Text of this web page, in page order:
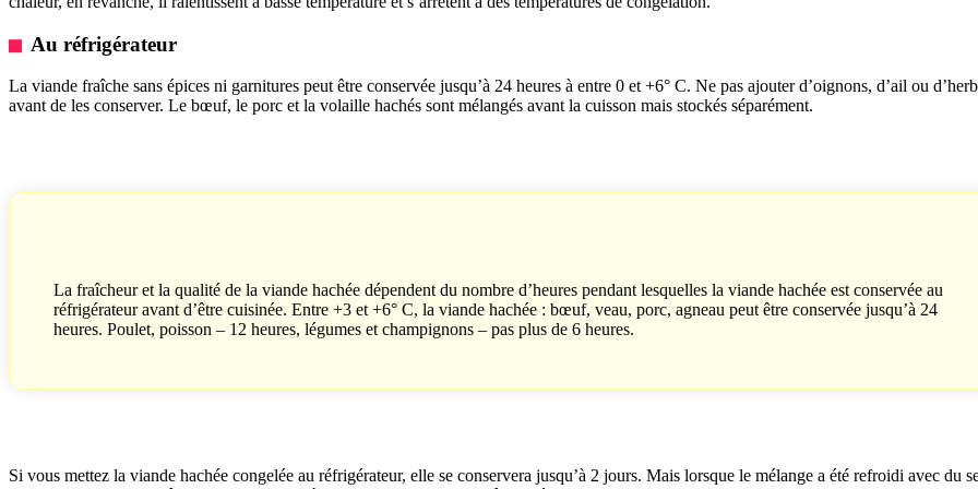
Au réfrigérateur
La viande fraîche sans épices ni garnitures peut être conservée jusqu’à 24 heures à entre 0 et +6° C. Ne pas ajouter d’oignons, d’ail ou
avant de les conserver. Le bœuf, le porc et la volaille hachés sont mélangés avant la cuisson mais stockés séparément.
La fraîcheur et la qualité de la viande hachée dépendent du nombre d’heures pendant lesquelles la viande hachée est conservée au
réfrigérateur avant d’être cuisinée. Entre +3 et +6° C, la viande hachée : bœuf, veau, porc, agneau peut être conservée jusqu’à 24
heures. Poulet, poisson – 12 heures, légumes et champignons – pas plus de 6 heures.
Si vous mettez la viande hachée congelée au réfrigérateur, elle se conservera jusqu’à 2 jours. Mais lorsque le mélange a été refroidi avec du